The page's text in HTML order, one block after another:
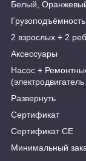
Белый,
Грузоподъёмность
2 взрослых + 2
Аксессуары
Насос +
Развернуть
Сертификат
Сертификат CE
Минимальный